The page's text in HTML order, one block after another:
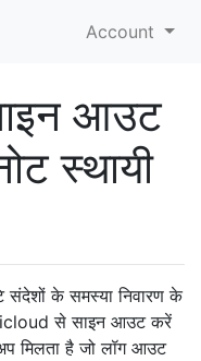
Account
आउट
स्थायी
के समस्या निवारण के
icloud से साइन आउट करें
मिलता है जो लॉग आउट